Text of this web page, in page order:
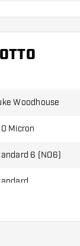
un gran
o rompersi
di più!
Woodhouse
Micron
6 (NO6)